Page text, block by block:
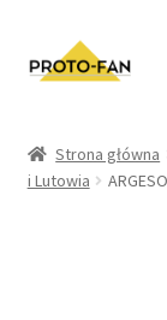
Kursy
Strona główna
i Lutowia